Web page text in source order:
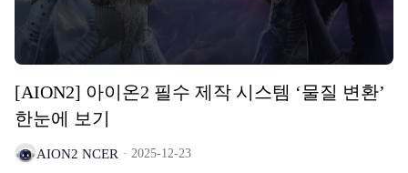
[AION2] 아이온2 필수 제작 시스템 ‘물질 변환’
한눈에 보기
AION2 NCER 2025-12-23